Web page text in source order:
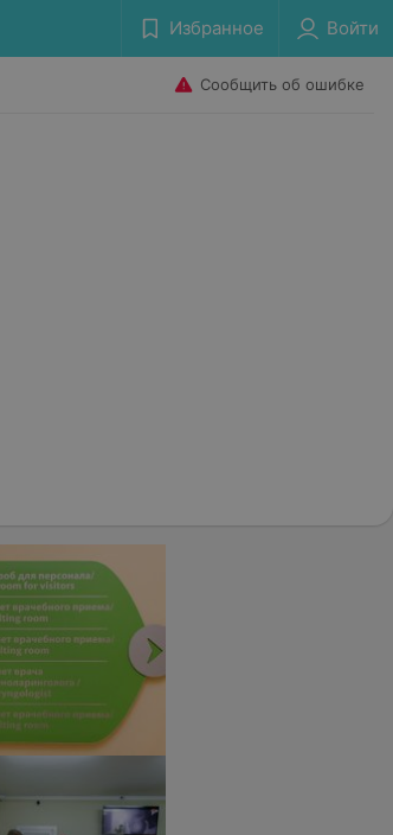
Избранное Войти
Сообщить об ошибке